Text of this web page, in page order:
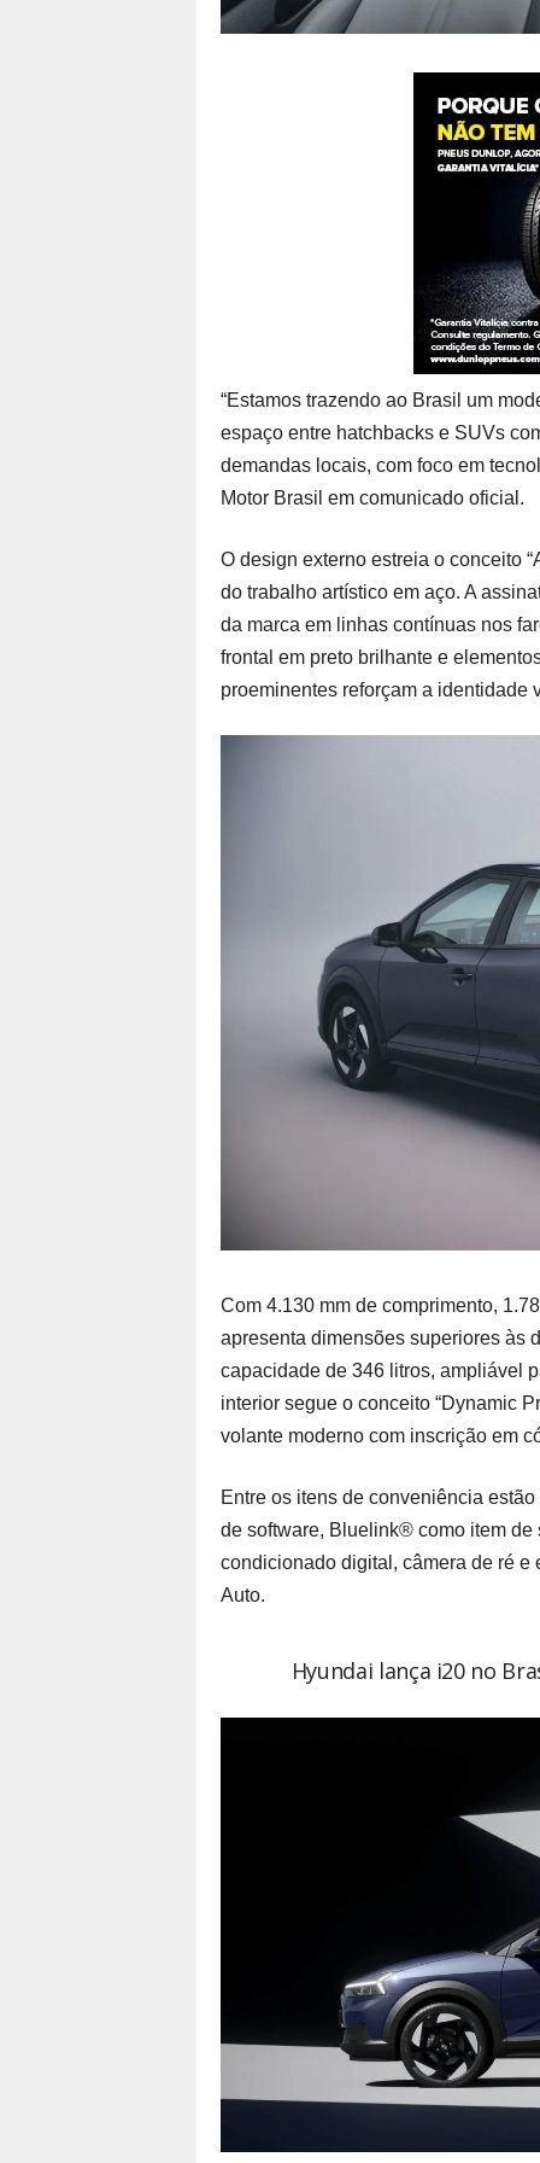
“Estamos trazendo ao Brasil um
espaço entre hatchbacks e SUVs
demandas locais, com foco em
Motor Brasil em comunicado oficial.
O design externo estreia o conceito
do trabalho artístico em aço. A
da marca em linhas contínuas nos
frontal em preto brilhante e
proeminentes reforçam a identidade
Com 4.130 mm de comprimento,
apresenta dimensões superiores às
capacidade de 346 litros, ampliável
interior segue o conceito “Dynamic
volante moderno com inscrição em
Entre os itens de conveniência
de software, Bluelink® como item
condicionado digital, câmera de ré e
Auto.
Hyundai lança i20 no